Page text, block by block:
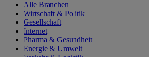
Alle Branchen
Wirtschaft & Politik
Gesellschaft
Internet
Pharma & Gesundheit
Energie & Umwelt